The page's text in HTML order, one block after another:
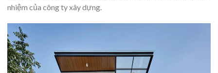
nhiệm của công ty xây dựng.